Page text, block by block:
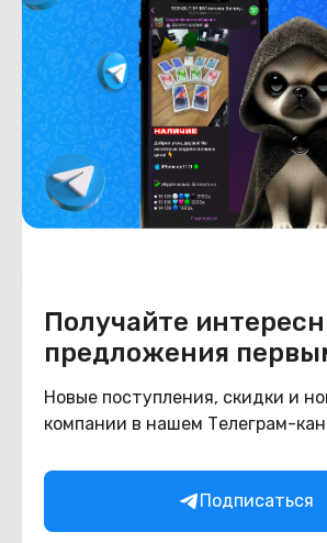
Получайте
предложения
Новые поступления, скидки и
компании в нашем Телеграм-
Подписаться
Емкость накопителя 128
Конструкция
Цвет коралловый